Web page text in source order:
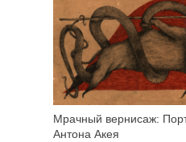
Мрачный вернисаж:
Антона Акея
4 094